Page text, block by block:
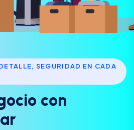
SEGURIDAD EN CADA
ocio con
ar